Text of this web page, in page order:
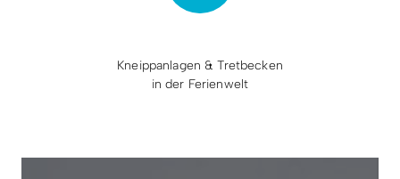
Kneippanlagen & Tretbecken
in der Ferienwelt